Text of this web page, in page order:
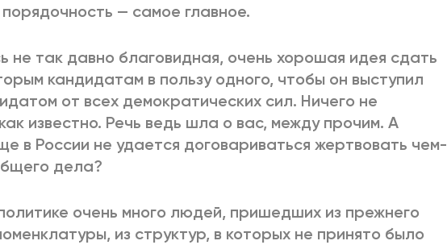
— самое главное.
не так давно благовидная, очень хорошая идея сдать
кандидатам в пользу одного, чтобы он выступил
от всех демократических сил. Ничего не
известно. Речь ведь шла о вас, между прочим. А
в России не удается договариваться жертвовать чем-
дела?
очень много людей, пришедших из прежнего
из структур, в которых не принято было